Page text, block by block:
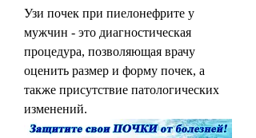
Узи почек при пиелонефрите у
мужчин - это диагностическая
процедура, позволяющая врачу
оценить размер и форму почек, а
также присутствие патологических
изменений.